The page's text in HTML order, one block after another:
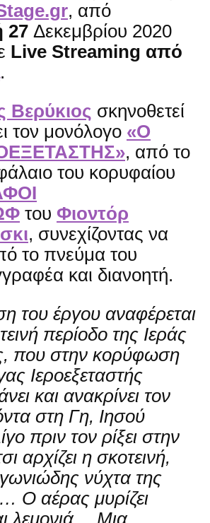
, από
27 Δεκεμβρίου 2020
Live Streaming από
.
Βερύκιος σκηνοθετεί
τον μονόλογο «Ο
, από το
του κορυφαίου
του Φιοντόρ
, συνεχίζοντας να
το πνεύμα του
και διανοητή.
του έργου αναφέρεται
περίοδο της Ιεράς
που στην κορύφωση
Ιεροεξεταστής
και ανακρίνει τον
στη Γη, Ιησού
πριν τον ρίξει στην
αρχίζει η σκοτεινή,
νύχτα της
Ο αέρας μυρίζει
λεμονιά… Μια